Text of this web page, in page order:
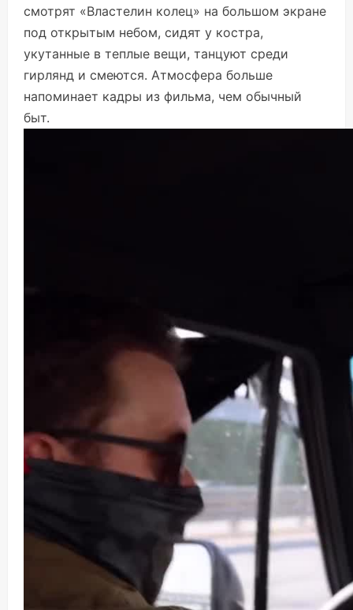
смотрят «Властелин колец» на большом экране
под открытым небом, сидят у костра,
укутанные в теплые вещи, танцуют среди
гирлянд и смеются. Атмосфера больше
напоминает кадры из фильма, чем обычный
быт.